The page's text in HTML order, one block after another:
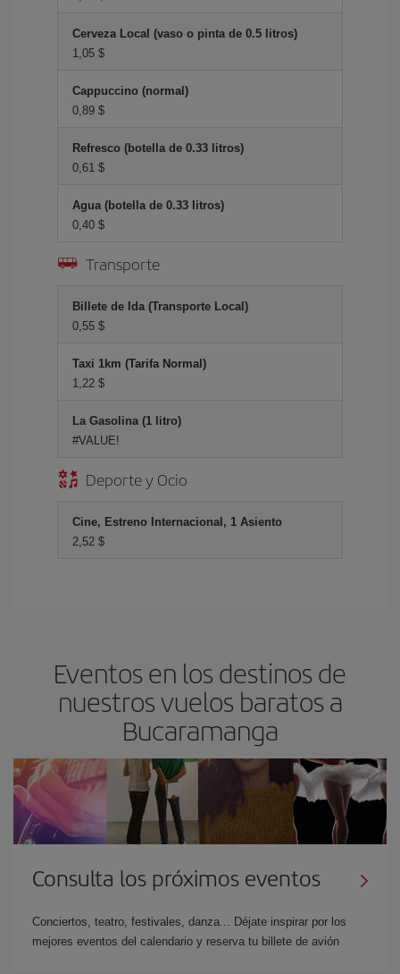
Cerveza Local (vaso o pinta de 0.5 litros)
1,05 $
Cappuccino (normal)
0,89 $
Refresco (botella de 0.33 litros)
0,61 $
Agua (botella de 0.33 litros)
0,40 $
Transporte
Billete de Ida (Transporte Local)
0,55 $
Taxi 1km (Tarifa Normal)
1,22 $
La Gasolina (1 litro)
#VALUE!
Deporte y Ocio
Cine, Estreno Internacional, 1 Asiento
2,52 $
Eventos en los destinos de
nuestros vuelos baratos a
Bucaramanga
Consulta los próximos eventos
Conciertos, teatro, festivales, danza... Déjate inspirar por los
mejores eventos del calendario y reserva tu billete de avión